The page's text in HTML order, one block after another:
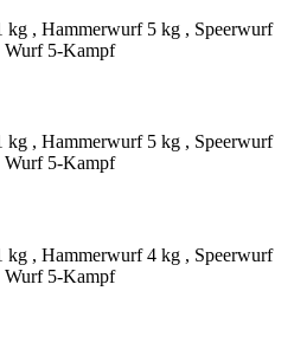
, Hammerwurf 5 kg , Speerwurf
Wurf 5-Kampf
, Hammerwurf 5 kg , Speerwurf
Wurf 5-Kampf
, Hammerwurf 4 kg , Speerwurf
Wurf 5-Kampf